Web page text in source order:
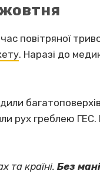
повітряної
. Наразі до
рух греблею ГЕС.
та країні. Без